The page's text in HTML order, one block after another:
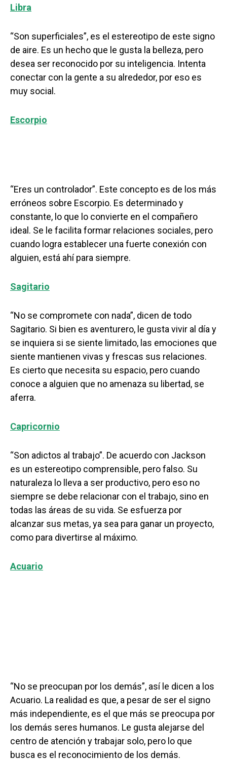
Libra
“Son superficiales”, es el estereotipo de este signo
de aire. Es un hecho que le gusta la belleza, pero
desea ser reconocido por su inteligencia. Intenta
conectar con la gente a su alrededor, por eso es
muy social.
Escorpio
“Eres un controlador”. Este concepto es de los más
erróneos sobre Escorpio. Es determinado y
constante, lo que lo convierte en el compañero
ideal. Se le facilita formar relaciones sociales, pero
cuando logra establecer una fuerte conexión con
alguien, está ahí para siempre.
Sagitario
“No se compromete con nada”, dicen de todo
Sagitario. Si bien es aventurero, le gusta vivir al día y
se inquiera si se siente limitado, las emociones que
siente mantienen vivas y frescas sus relaciones.
Es cierto que necesita su espacio, pero cuando
conoce a alguien que no amenaza su libertad, se
aferra.
Capricornio
“Son adictos al trabajo”. De acuerdo con Jackson
es un estereotipo comprensible, pero falso. Su
naturaleza lo lleva a ser productivo, pero eso no
siempre se debe relacionar con el trabajo, sino en
todas las áreas de su vida. Se esfuerza por
alcanzar sus metas, ya sea para ganar un proyecto,
como para divertirse al máximo.
Acuario
“No se preocupan por los demás”, así le dicen a los
Acuario. La realidad es que, a pesar de ser el signo
más independiente, es el que más se preocupa por
los demás seres humanos. Le gusta alejarse del
centro de atención y trabajar solo, pero lo que
busca es el reconocimiento de los demás.